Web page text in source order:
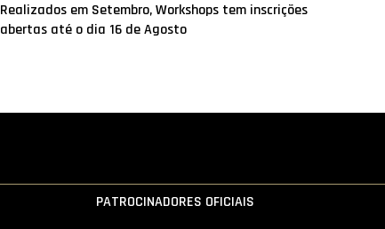
Realizados em Setembro, Workshops tem inscrições
abertas até o dia 16 de Agosto
PATROCINADORES OFICIAIS